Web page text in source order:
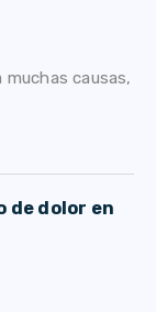
muchas causas,
de dolor en